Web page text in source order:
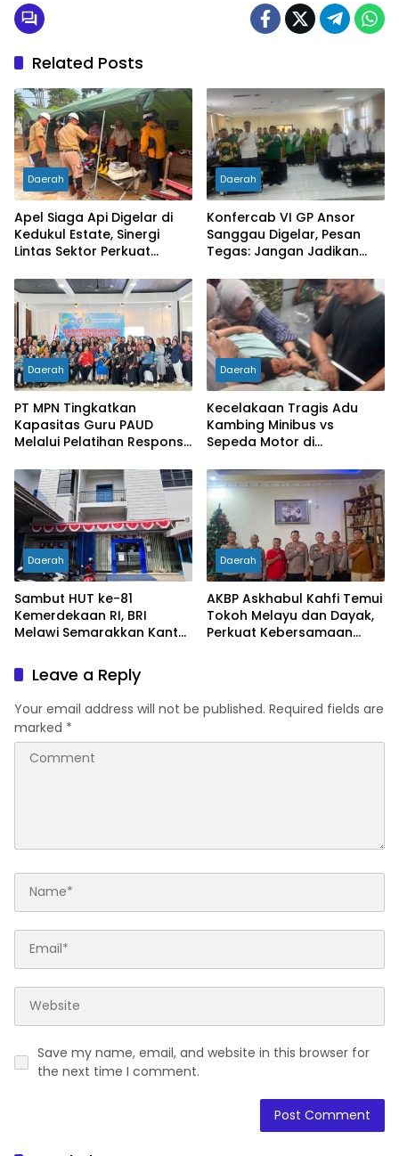
Related Posts
Daerah
Apel Siaga Api Digelar di
Kedukul Estate, Sinergi
Lintas Sektor Perkuat
Mukok
Daerah
Konfercab VI GP Ansor
Sanggau Digelar, Pesan
Tegas: Jangan Jadikan
Kejar Jabatan
Daerah
PT MPN Tingkatkan
Kapasitas Guru PAUD
Melalui Pelatihan Responsif
Daerah
Kecelakaan Tragis Adu
Kambing Minibus vs
Sepeda Motor di
Meninggal Dunia
Daerah
Sambut HUT ke-81
Kemerdekaan RI, BRI
Melawi Semarakkan Kantor
Putih
Daerah
AKBP Askhabul Kahfi Temui
Tokoh Melayu dan Dayak,
Perkuat Kebersamaan
Leave a Reply
Your email address will not be published. Required fields are
marked *
Save my name, email, and website in this browser for
the next time I comment.